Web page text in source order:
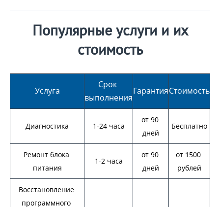
Популярные услуги и их
стоимость
Услуга
Срок
выполнения
ГарантияСтоимость
Диагностика 1-24 часа
от 90
дней
Бесплатно
Ремонт блока
питания
1-2 часа
от 90
дней
от 1500
рублей
Восстановление
программного